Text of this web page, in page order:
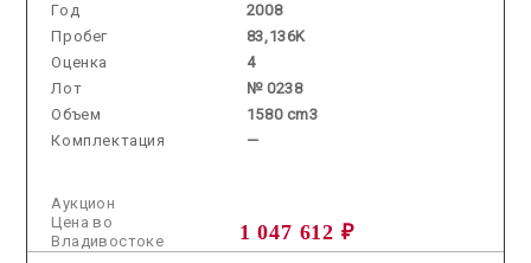
Год
2008
Пробег
83,136K
Оценка
4
Лот
№ 0238
Объем
1580 cm3
Комплектация
—
Аукцион
1 047 612 ₽
Цена во
Владивостоке